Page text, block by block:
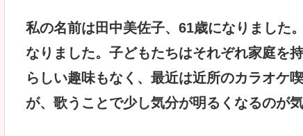
私の名前は田中美佐子、61歳になりました
なりました。子どもたちはそれぞれ家庭を
らしい趣味もなく、最近は近所のカラオケ
が、歌うことで少し気分が明るくなるのが